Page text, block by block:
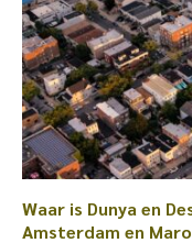
Waar is Dunya en
Amsterdam en